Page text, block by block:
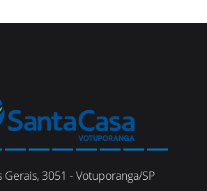
Gerais, 3051 - Votuporanga/SP